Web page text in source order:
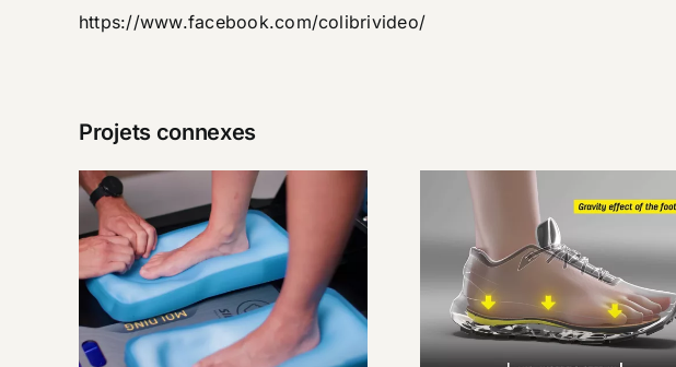
https://www.facebook.com/colibrivideo/
Projets connexes
SIDAS –
Présentation
Custom Station
Premium
Custom Live, la
semelle sur
mesure en
quelques minutes